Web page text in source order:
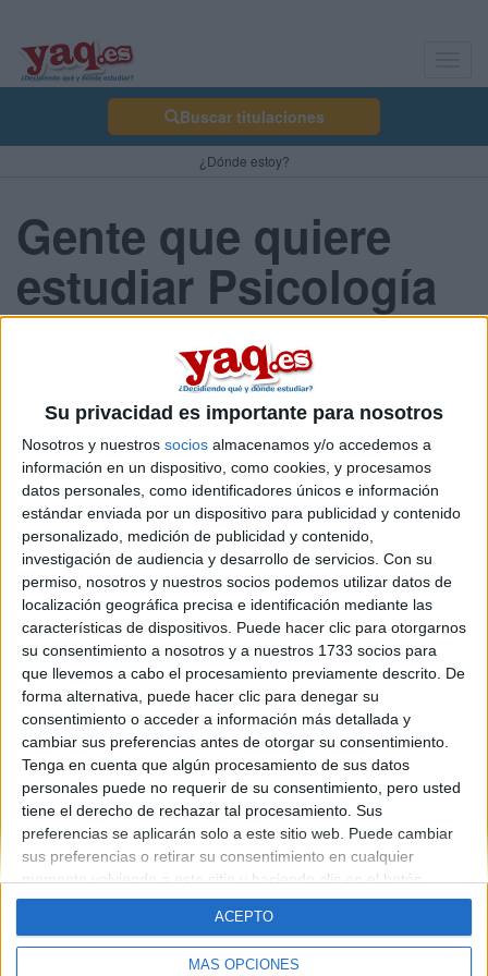
Su privacidad es importante para nosotros
Nosotros y nuestros socios almacenamos y/o accedemos a
información en un dispositivo, como cookies, y procesamos
datos personales, como identificadores únicos e información
estándar enviada por un dispositivo para publicidad y contenido
personalizado, medición de publicidad y contenido,
investigación de audiencia y desarrollo de servicios. Con su
permiso, nosotros y nuestros socios podemos utilizar datos de
localización geográfica precisa e identificación mediante las
características de dispositivos. Puede hacer clic para otorgarnos
su consentimiento a nosotros y a nuestros 1733 socios para
que llevemos a cabo el procesamiento previamente descrito. De
forma alternativa, puede hacer clic para denegar su
consentimiento o acceder a información más detallada y
cambiar sus preferencias antes de otorgar su consentimiento.
Tenga en cuenta que algún procesamiento de sus datos
personales puede no requerir de su consentimiento, pero usted
tiene el derecho de rechazar tal procesamiento. Sus
preferencias se aplicarán solo a este sitio web. Puede cambiar
sus preferencias o retirar su consentimiento en cualquier
momento volviendo a este sitio y haciendo clic en el botón
"Privacidad" en la parte inferior de la página web.
MÁS OPCIONES
ACEPTO
Buscar titulaciones
¿Dónde estoy?
Gente que quiere
estudiar Psicología
A 558 usuarios les interesan estos estudios
Newer Older
Quiénes somos| Contactar|Anúnciate
Aviso legal|Politica de privacidad |Condiciones generales
de cookies
© 2003-2026Compás Mediterráneo S.L.- Diego de León 47 - 28006
Madrid [ESPAÑA] - Tel. +34 91 593 2767